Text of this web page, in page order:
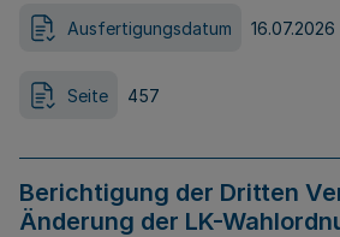
Ausfertigungsdatum 16.07.2026
Seite 457
Berichtigung der Dritten
Änderung der LK-